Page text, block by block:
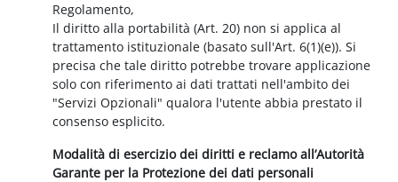
Regolamento,
Il diritto alla portabilità (Art. 20) non si applica al
trattamento istituzionale (basato sull'Art. 6(1)(e)). Si
precisa che tale diritto potrebbe trovare applicazione
solo con riferimento ai dati trattati nell'ambito dei
"Servizi Opzionali" qualora l'utente abbia prestato il
consenso esplicito.
Modalità di esercizio dei diritti e reclamo all’Autorità
Garante per la Protezione dei dati personali